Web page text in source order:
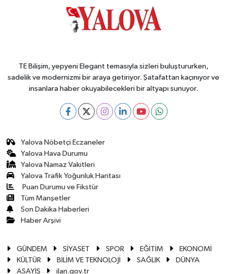
TE Bilişim, yepyeni Elegant temasıyla sizleri buluştururken,
sadelik ve modernizmi bir araya getiriyor. Şatafattan kaçınıyor ve
insanlara haber okuyabilecekleri bir altyapı sunuyor.
Yalova Nöbetçi Eczaneler
Yalova Hava Durumu
Yalova Namaz Vakitleri
Yalova Trafik Yoğunluk Haritası
Puan Durumu ve Fikstür
Tüm Manşetler
Son Dakika Haberleri
Haber Arşivi
GÜNDEM SİYASET SPOR EĞİTİM
EKONOMİ
KÜLTÜR
BİLİM VE TEKNOLOJİ SAĞLIK
DÜNYA
ASAYİŞ
ilan.gov.tr